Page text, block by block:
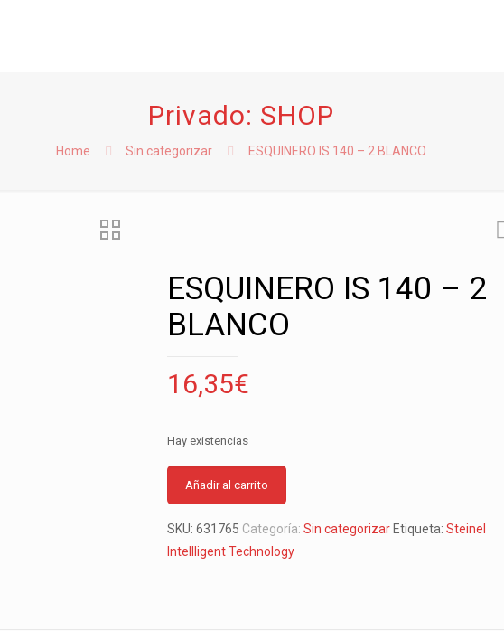
Privado: SHOP
Home Sin categorizar ESQUINERO IS 140 – 2 BLANCO
ESQUINERO IS 140 – 2
BLANCO
16,35€
Hay existencias
Añadir al carrito
SKU:631765 Categoría:Sin categorizar Etiqueta:Steinel
Intellligent Technology